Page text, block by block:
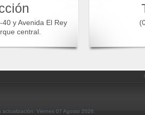
y Avenida El Rey
central.
actualización: Viernes 07 Agosto 2026.